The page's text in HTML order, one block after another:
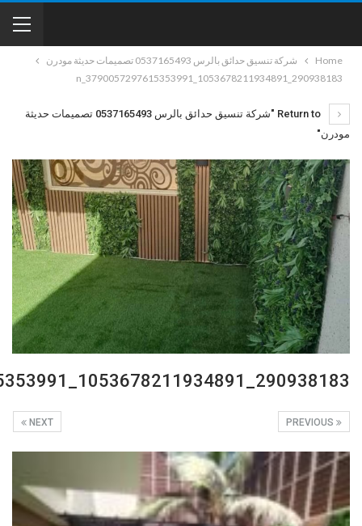
Home
شركة تنسيق حدائق بالرس 0537165493 تصميمات حديثة مودرن
290938183_1053678211934891_3790057297615353991_n
Return to "شركة تنسيق حدائق بالرس 0537165493 تصميمات حديثة
مودرن"
290938183_1053678211934891_3790057297615353991_n
NEXT